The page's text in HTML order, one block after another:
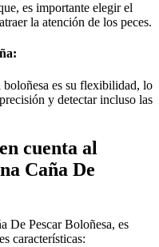
es importante elegir el
la atención de los peces.
boloñesa es su flexibilidad, lo
y detectar incluso las
cuenta al
Caña De
De Pescar Boloñesa, es
características: